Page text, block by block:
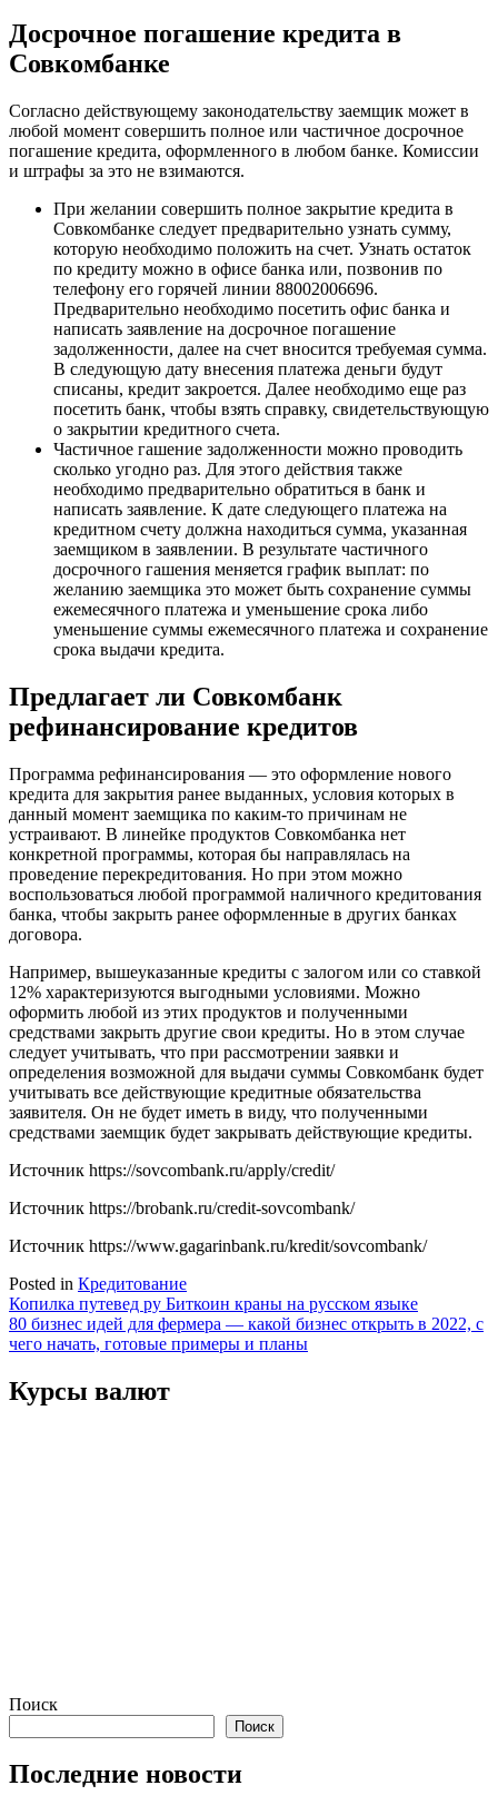
Досрочное погашение кредита в
Совкомбанке
Согласно действующему законодательству заемщик может в
любой момент совершить полное или частичное досрочное
погашение кредита, оформленного в любом банке. Комиссии
и штрафы за это не взимаются.
При желании совершить полное закрытие кредита в
Совкомбанке следует предварительно узнать сумму,
которую необходимо положить на счет. Узнать остаток
по кредиту можно в офисе банка или, позвонив по
телефону его горячей линии 88002006696.
Предварительно необходимо посетить офис банка и
написать заявление на досрочное погашение
задолженности, далее на счет вносится требуемая сумма.
В следующую дату внесения платежа деньги будут
списаны, кредит закроется. Далее необходимо еще раз
посетить банк, чтобы взять справку, свидетельствующую
о закрытии кредитного счета.
Частичное гашение задолженности можно проводить
сколько угодно раз. Для этого действия также
необходимо предварительно обратиться в банк и
написать заявление. К дате следующего платежа на
кредитном счету должна находиться сумма, указанная
заемщиком в заявлении. В результате частичного
досрочного гашения меняется график выплат: по
желанию заемщика это может быть сохранение суммы
ежемесячного платежа и уменьшение срока либо
уменьшение суммы ежемесячного платежа и сохранение
срока выдачи кредита.
Предлагает ли Совкомбанк
рефинансирование кредитов
Программа рефинансирования — это оформление нового
кредита для закрытия ранее выданных, условия которых в
данный момент заемщика по каким-то причинам не
устраивают. В линейке продуктов Совкомбанка нет
конкретной программы, которая бы направлялась на
проведение перекредитования. Но при этом можно
воспользоваться любой программой наличного кредитования
банка, чтобы закрыть ранее оформленные в других банках
договора.
Например, вышеуказанные кредиты с залогом или со ставкой
12% характеризуются выгодными условиями. Можно
оформить любой из этих продуктов и полученными
средствами закрыть другие свои кредиты. Но в этом случае
следует учитывать, что при рассмотрении заявки и
определения возможной для выдачи суммы Совкомбанк будет
учитывать все действующие кредитные обязательства
заявителя. Он не будет иметь в виду, что полученными
средствами заемщик будет закрывать действующие кредиты.
Источник https://sovcombank.ru/apply/credit/
Источник https://brobank.ru/credit-sovcombank/
Источник https://www.gagarinbank.ru/kredit/sovcombank/
Posted in Кредитование
Навигация
по
Копилка путевед ру Биткоин краны на русском языке
80 бизнес идей для фермера — какой бизнес открыть в 2022, с
чего начать, готовые примеры и планы
Курсы валют
Поиск
Поиск
Последние новости